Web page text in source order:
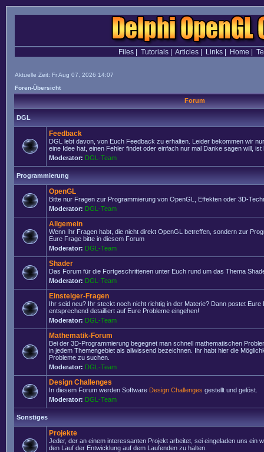
Files| Tutorials| Articles| Links| Home
Aktuelle Zeit: Fr Aug 07, 2026 14:07
Foren-Übersicht
Forum
DGL
Feedback
DGL lebt davon, von Euch Feedback zu erhalten. Leider bekommen wir
eine Idee hat, einen Fehler findet oder einfach nur mal Danke sagen will, ist
Moderator: DGL-Team
Programmierung
OpenGL
Bitte nur Fragen zur Programmierung von OpenGL, Effekten oder 3D-
Moderator: DGL-Team
Allgemein
Wenn Ihr Fragen habt, die nicht direkt OpenGL betreffen, sondern zur
Eure Frage bitte in diesem Forum
Moderator: DGL-Team
Shader
Das Forum für die Fortgeschrittenen unter Euch rund um das Thema
Moderator: DGL-Team
Einsteiger-Fragen
Ihr seid neu? Ihr steckt noch nicht richtig in der Materie? Dann postet Eure
entsprechend detailliert auf Eure Probleme eingehen!
Moderator: DGL-Team
Mathematik-Forum
Bei der 3D-Programmierung begegnet man schnell mathematischen
in jedem Themengebiet als allwissend bezeichnen. Ihr habt hier die
Probleme zu suchen.
Moderator: DGL-Team
Design Challenges
In diesem Forum werden Software Design Challenges gestellt und gelöst.
Moderator: DGL-Team
Sonstiges
Projekte
Jeder, der an einem interessanten Projekt arbeitet, sei eingeladen uns ein
den Lauf der Entwicklung auf dem Laufenden zu halten.